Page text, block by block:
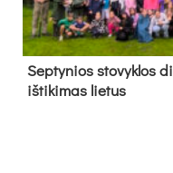
Sep­ty­nios sto­vyk­los
iš­ti­ki­mas lie­tus